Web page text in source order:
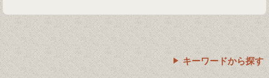
キーワードから探す